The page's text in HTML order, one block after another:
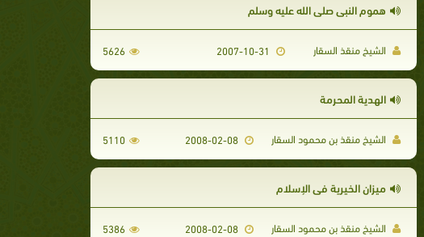
هموم النبى صلى الله عليه وسلم
الشيخ منقذ السقار 5626
الهدية المحرمة
الشيخ منقذ بن محمود السقار 2008-02-08
5110
ميزان الخيرية في الإسلام
الشيخ منقذ بن محمود السقار 2008-02-08
5386